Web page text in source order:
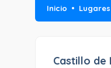
Inicio
Castillo de